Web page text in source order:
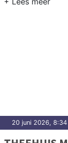
20 juni 2026, 8:34